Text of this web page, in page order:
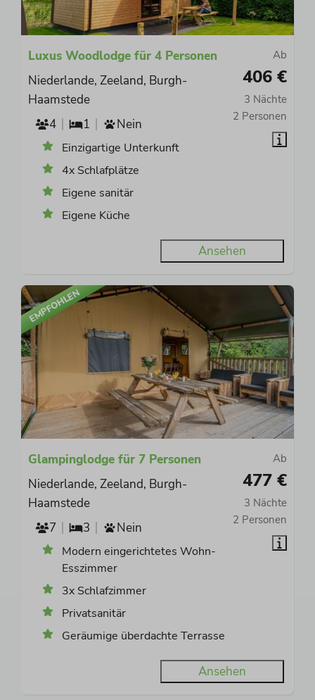
Ab
406 €
3 Nächte
2 Personen
Luxus Woodlodge für 4 Personen
Niederlande, Zeeland, Burgh-
Haamstede
4
1 Nein
Einzigartige Unterkunft
4x Schlafplätze
Eigene sanitär
Eigene Küche
Ansehen
EMPFOHLEN
Ab
477 €
3 Nächte
2 Personen
Glampinglodge für 7 Personen
Niederlande, Zeeland, Burgh-
Haamstede
7
3 Nein
Modern eingerichtetes Wohn-
Esszimmer
3x Schlafzimmer
Privatsanitär
Geräumige überdachte Terrasse
Ansehen